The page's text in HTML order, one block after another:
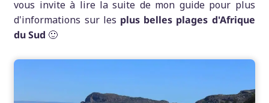
vous invite à lire la suite de mon guide pour plus
d'informations sur les plus belles plages d'Afrique
du Sud 🙂